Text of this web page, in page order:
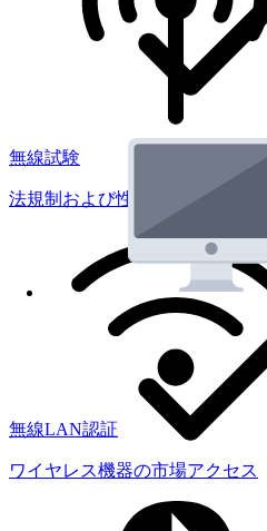
無線試験
法規制および性能試験
無線LAN認証
ワイヤレス機器の市場アクセス